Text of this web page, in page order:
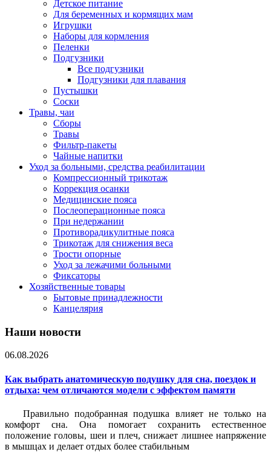
Детское питание
Для беременных и кормящих мам
Игрушки
Наборы для кормления
Пеленки
Подгузники
Все подгузники
Подгузники для плавания
Пустышки
Соски
Травы, чаи
Сборы
Травы
Фильтр-пакеты
Чайные напитки
Уход за больными, средства реабилитации
Компрессионный трикотаж
Коррекция осанки
Медицинские пояса
Послеоперационные пояса
При недержании
Противорадикулитные пояса
Трикотаж для снижения веса
Трости опорные
Уход за лежачими больными
Фиксаторы
Хозяйственные товары
Бытовые принадлежности
Канцелярия
Наши новости
06.08.2026
Как выбрать анатомическую подушку для сна, поездок и
отдыха: чем отличаются модели с эффектом памяти
Правильно подобранная подушка влияет не только на
комфорт сна. Она помогает сохранить естественное
положение головы, шеи и плеч, снижает лишнее напряжение
в мышцах и делает отдых более стабильным